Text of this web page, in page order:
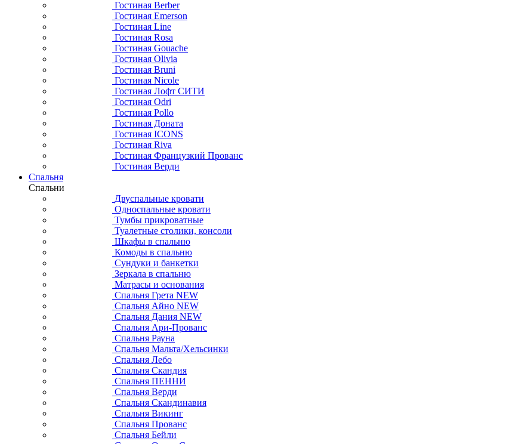
Гостиная Berber
Гостиная Emerson
Гостиная Line
Гостиная Rosa
Гостиная Gouache
Гостиная Olivia
Гостиная Bruni
Гостиная Nicole
Гостиная Лофт СИТИ
Гостиная Odri
Гостиная Pollo
Гостиная Доната
Гостиная ICONS
Гостиная Riva
Гостиная Французкий Прованс
Гостиная Верди
Спальня
Спальни
Двуспальные кровати
Односпальные кровати
Тумбы прикроватные
Туалетные столики, консоли
Шкафы в спальню
Комоды в спальню
Сундуки и банкетки
Зеркала в спальню
Матрасы и основания
Спальня Грета NEW
Спальня Айно NEW
Спальня Дания NEW
Спальня Ари-Прованс
Спальня Рауна
Спальня Мальта/Хельсинки
Спальня Лебо
Спальня Скандия
Спальня ПЕННИ
Спальня Верди
Спальня Скандинавия
Спальня Викинг
Спальня Прованс
Спальня Бейли